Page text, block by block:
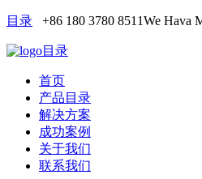
目录 +86 180 3780 8511We Hava
目录
首页
产品目录
解决方案
成功案例
关于我们
联系我们